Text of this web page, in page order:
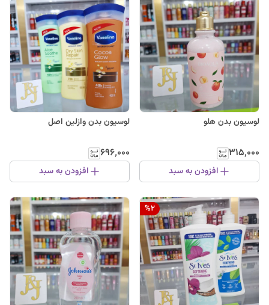
لوسیون بدن هلو
۳۱۵٬۰۰۰
افزودن به سبد
لوسیون بدن وازلین اصل
۶۹۶٬۰۰۰
افزودن به سبد
%2